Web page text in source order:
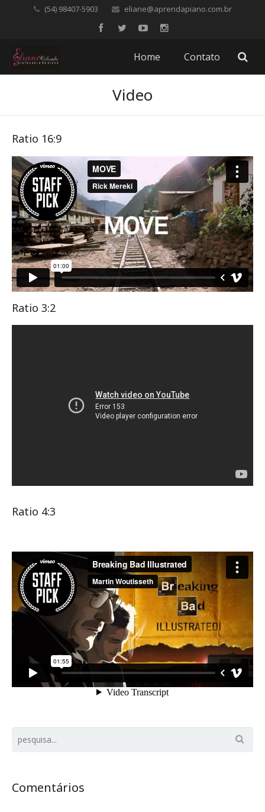
(54) 98407-5903 eliane@aprendapiano.com.br
Home Contato
Video
Ratio 16:9
Ratio 3:2
Ratio 4:3
Comentários